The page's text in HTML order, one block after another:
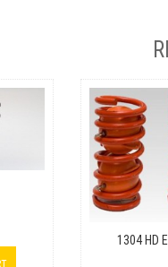
voor uw veren en
netwerk indien u niet zelf gaat
stabieler en dus veiliger door
levensduur van uw
ringen) 59,95 euro incl. btw
aankoop-datum) 3 jaar
1304 HD